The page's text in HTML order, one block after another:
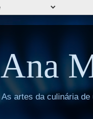
Ana
As artes da culinária